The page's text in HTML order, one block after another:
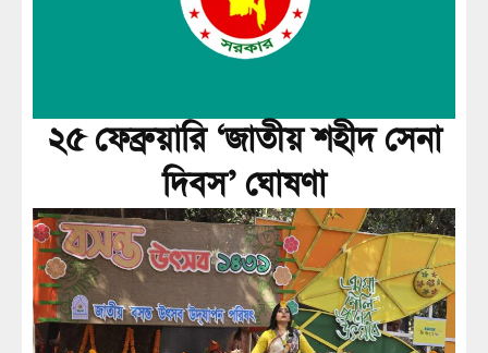
২৫ ফেব্রুয়ারি ‘জাতীয় শহীদ সেনা
দিবস’ ঘোষণা